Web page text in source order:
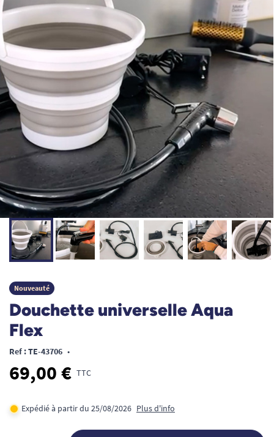
Nouveauté
Douchette universelle Aqua
Flex
Ref : TE-43706 •
69,00 € TTC
Expédié à partir du 25/08/2026 Plus d'info